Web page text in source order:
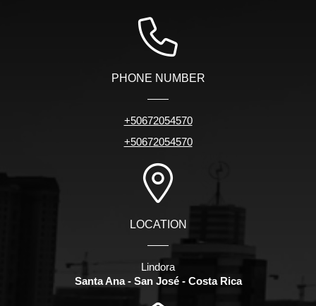
PHONE NUMBER
+50672054570
+50672054570
LOCATION
Lindora
Santa Ana - San José - Costa Rica